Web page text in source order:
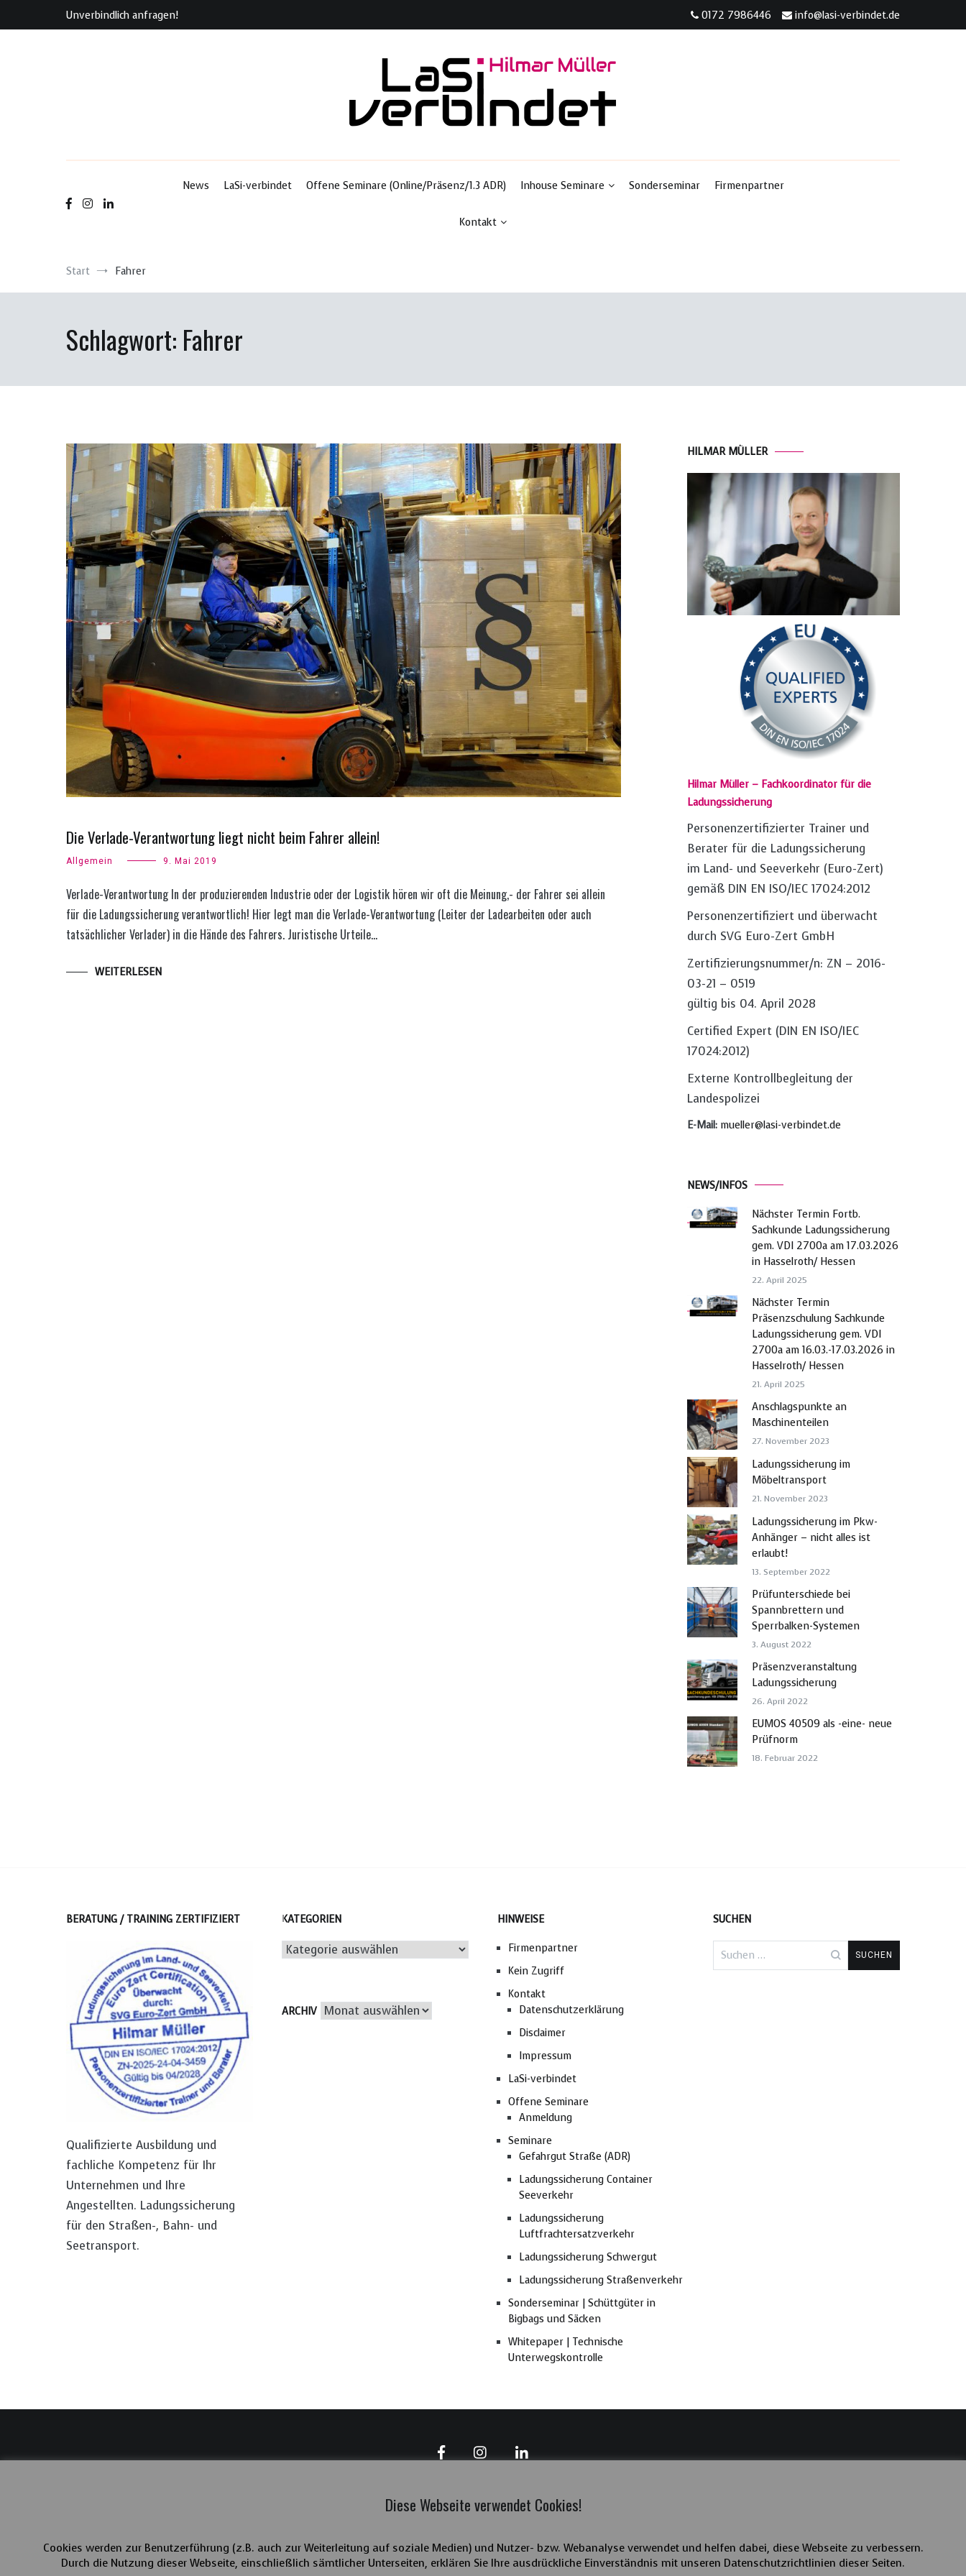
Unverbindlich anfragen! 0172 7986446 info@lasi-verbindet.de
News
LaSi-verbindet Offene Seminare (Online/Präsenz/1.3 ADR) Inhouse Seminare Sonderseminar Firmenpartner
Kontakt
Start Fahrer
Schlagwort: Fahrer
Die Verlade-Verantwortung liegt nicht beim Fahrer allein!
Allgemein 9. Mai 2019
Verlade-Verantwortung In der produzierenden Industrie oder der Logistik hören wir oft die Meinung,- der Fahrer sei allein
für die Ladungssicherung verantwortlich! Hier legt man die Verlade-Verantwortung (Leiter der Ladearbeiten oder auch
tatsächlicher Verlader) in die Hände des Fahrers. Juristische Urteile…
WEITERLESEN
HILMAR MÜLLER
Hilmar Müller – Fachkoordinator für die
Ladungssicherung
Personenzertifizierter Trainer und
Berater für die Ladungssicherung
im Land- und Seeverkehr (Euro-Zert)
gemäß DIN EN ISO/IEC 17024:2012
Personenzertifiziert und überwacht
durch SVG Euro-Zert GmbH
Zertifizierungsnummer/n: ZN – 2016-
03-21 – 0519
gültig bis 04. April 2028
Certified Expert (DIN EN ISO/IEC
17024:2012)
Externe Kontrollbegleitung der
Landespolizei
E-Mail: mueller@lasi-verbindet.de
NEWS/INFOS
Nächster Termin Fortb.
Sachkunde Ladungssicherung
gem. VDI 2700a am 17.03.2026
in Hasselroth/ Hessen
22. April 2025
Nächster Termin
Präsenzschulung Sachkunde
Ladungssicherung gem. VDI
2700a am 16.03.-17.03.2026 in
Hasselroth/ Hessen
21. April 2025
Anschlagspunkte an
Maschinenteilen
27. November 2023
Ladungssicherung im
Möbeltransport
21. November 2023
Ladungssicherung im Pkw-
Anhänger – nicht alles ist
erlaubt!
13. September 2022
Prüfunterschiede bei
Spannbrettern und
Sperrbalken-Systemen
3. August 2022
Präsenzveranstaltung
Ladungssicherung
26. April 2022
EUMOS 40509 als -eine- neue
Prüfnorm
18. Februar 2022
BERATUNG / TRAINING ZERTIFIZIERT
Qualifizierte Ausbildung und
fachliche Kompetenz für Ihr
Unternehmen und Ihre
Angestellten. Ladungssicherung
für den Straßen-, Bahn- und
Seetransport.
KATEGORIEN
Kategorien
ARCHIV Archiv
HINWEISE
Firmenpartner
Kein Zugriff
Kontakt
Datenschutzerklärung
Disclaimer
Impressum
LaSi-verbindet
Offene Seminare
Anmeldung
Seminare
Gefahrgut Straße (ADR)
Ladungssicherung Container
Seeverkehr
Ladungssicherung
Luftfrachtersatzverkehr
Ladungssicherung Schwergut
Ladungssicherung Straßenverkehr
Sonderseminar | Schüttgüter in
Bigbags und Säcken
Whitepaper | Technische
Unterwegskontrolle
SUCHEN
Suchen
nach:
Copyright 2025 | LaSi-verbindet | Hilmar Müller
Diese Webseite verwendet Cookies!
Cookies werden zur Benutzerführung (z.B. auch zur Weiterleitung auf soziale Medien) und Nutzer- bzw. Webanalyse verwendet und helfen dabei, diese Webseite zu verbessern.
Durch die Nutzung dieser Webseite, einschließlich sämtlicher Unterseiten, erklären Sie Ihre ausdrückliche Einverständnis mit unseren Datenschutzrichtlinien dieser Seiten.